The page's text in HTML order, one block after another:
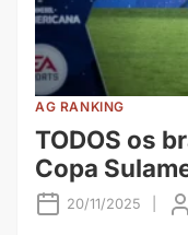
AG RANKING
TODOS os
Copa
20/11/2025